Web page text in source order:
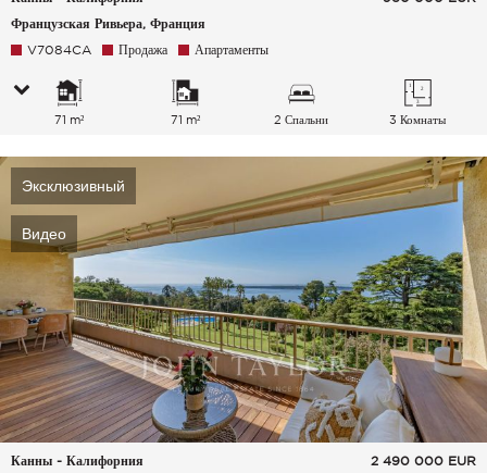
Французская Ривьера, Франция
V7084CA Продажа Апартаменты
71 m² 71 m² 2 Спальни 3 Комнаты
Эксклюзивный
Видео
Канны - Калифорния 2 490 000 EUR